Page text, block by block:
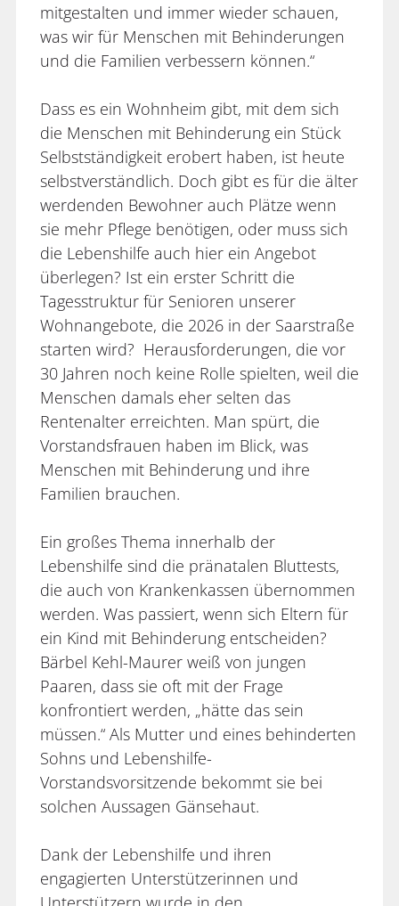
mitgestalten und immer wieder schauen,
was wir für Menschen mit Behinderungen
und die Familien verbessern können.“
Dass es ein Wohnheim gibt, mit dem sich
die Menschen mit Behinderung ein Stück
Selbstständigkeit erobert haben, ist heute
selbstverständlich. Doch gibt es für die älter
werdenden Bewohner auch Plätze wenn
sie mehr Pflege benötigen, oder muss sich
die Lebenshilfe auch hier ein Angebot
überlegen? Ist ein erster Schritt die
Tagesstruktur für Senioren unserer
Wohnangebote, die 2026 in der Saarstraße
starten wird? Herausforderungen, die vor
30 Jahren noch keine Rolle spielten, weil die
Menschen damals eher selten das
Rentenalter erreichten. Man spürt, die
Vorstandsfrauen haben im Blick, was
Menschen mit Behinderung und ihre
Familien brauchen.
Ein großes Thema innerhalb der
Lebenshilfe sind die pränatalen Bluttests,
die auch von Krankenkassen übernommen
werden. Was passiert, wenn sich Eltern für
ein Kind mit Behinderung entscheiden?
Bärbel Kehl-Maurer weiß von jungen
Paaren, dass sie oft mit der Frage
konfrontiert werden, „hätte das sein
müssen.“ Als Mutter und eines behinderten
Sohns und Lebenshilfe-
Vorstandsvorsitzende bekommt sie bei
solchen Aussagen Gänsehaut.
Dank der Lebenshilfe und ihren
engagierten Unterstützerinnen und